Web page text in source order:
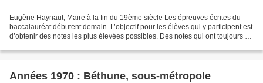
Eugène Haynaut, Maire à la fin du 19ème siècle Les épreuves écrites du
baccalauréat débutent demain. L’objectif pour les élèves qui y participent est
d’obtenir des notes les plus élevées possibles. Des notes qui ont toujours eu
Années 1970 : Béthune, sous-métropole